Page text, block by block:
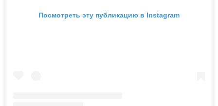
Посмотреть эту публикацию в Instagram